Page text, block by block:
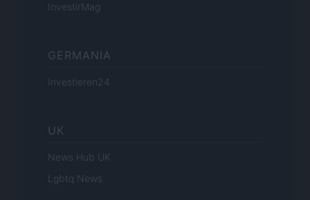
InvestirMag
GERMANIA
Investieren24
UK
News Hub UK
Lgbtq News